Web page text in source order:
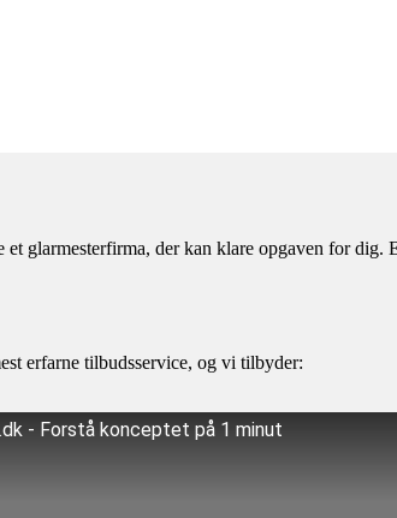
glarmesterfirma, der kan klare opgaven for dig.
erfarne tilbudsservice, og vi tilbyder:
- Forstå konceptet på 1 minut